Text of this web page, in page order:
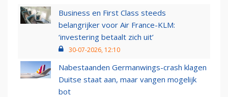
Business en First Class steeds
belangrijker voor Air France-KLM:
‘investering betaalt zich uit’
30-07-2026, 12:10
Nabestaanden Germanwings-crash klagen
Duitse staat aan, maar vangen mogelijk
bot